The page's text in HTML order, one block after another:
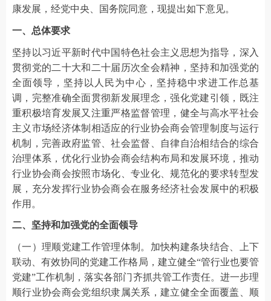
康发展，经党中央、国务院同意，现提出如下意见。
一、总体要求
坚持以习近平新时代中国特色社会主义思想为指导，深入
贯彻党的二十大和二十届历次全会精神，坚持和加强党的
全面领导，坚持以人民为中心，坚持稳中求进工作总基
调，完整准确全面贯彻新发展理念，强化党建引领，既注
重积极培育发展又注重严格监督管理，健全与高水平社会
主义市场经济体制相适应的行业协会商会管理制度与运行
机制，完善政府监管、社会监督、自律自治相结合的综合
治理体系，优化行业协会商会结构布局和发展环境，推动
行业协会商会按照市场化、专业化、规范化的要求转型发
展，充分发挥行业协会商会在服务经济社会发展中的积极
作用。
二、坚持和加强党的全面领导
（一）理顺党建工作管理体制。加快构建条块结合、上下
联动、有效协同的党建工作格局，建立健全“管行业也要管
党建”工作机制，落实各部门齐抓共管工作责任。进一步理
顺行业协会商会党组织隶属关系，建立健全全面覆盖、顺